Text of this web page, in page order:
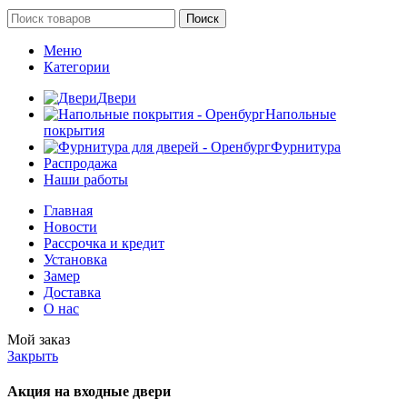
Поиск
Меню
Категории
Двери
Напольные
покрытия
Фурнитура
Распродажа
Наши работы
Главная
Новости
Рассрочка и кредит
Установка
Замер
Доставка
О нас
Мой заказ
Закрыть
Акция на входные двери